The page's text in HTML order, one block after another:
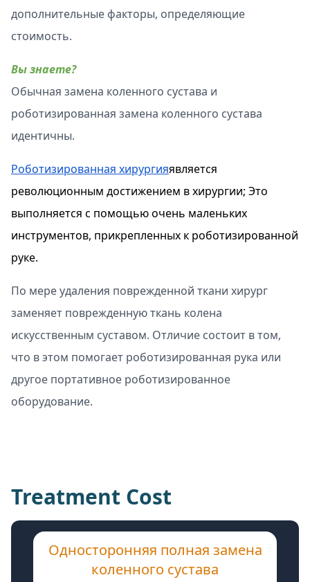
дополнительные факторы, определяющие
стоимость.
Вы знаете?
Обычная замена коленного сустава и
роботизированная замена коленного сустава
идентичны.
Роботизированная хирургияявляется
революционным достижением в хирургии; Это
выполняется с помощью очень маленьких
инструментов, прикрепленных к роботизированной
руке.
По мере удаления поврежденной ткани хирург
заменяет поврежденную ткань колена
искусственным суставом. Отличие состоит в том,
что в этом помогает роботизированная рука или
другое портативное роботизированное
оборудование.
Treatment Cost
Односторонняя полная замена
коленного сустава